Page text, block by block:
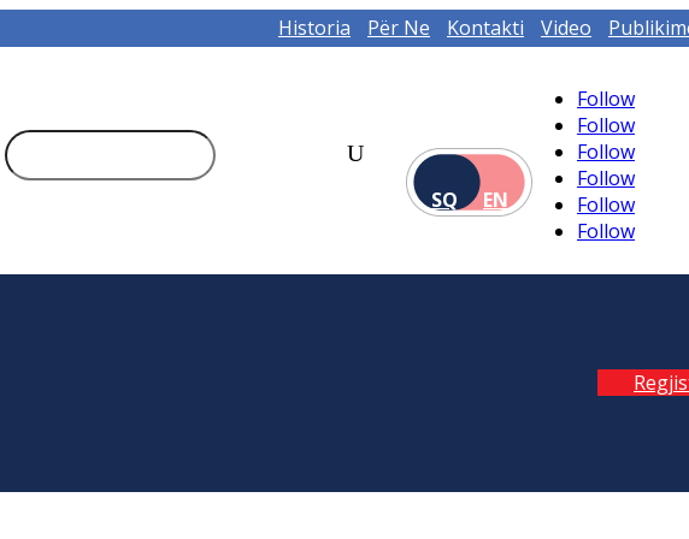
Historia Për Ne Kontakti Video
SQ
EN
Follow
Follow
Follow
Follow
Follow
Follow